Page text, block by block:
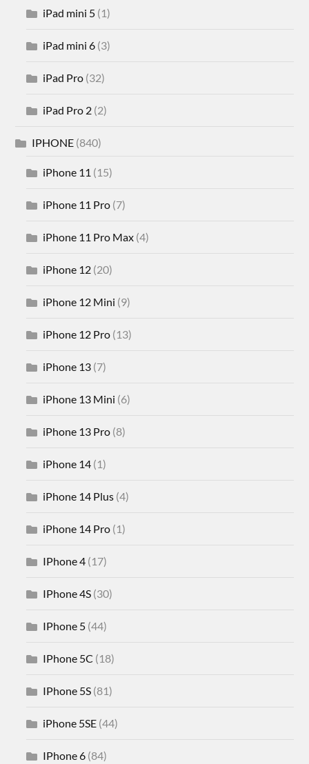
iPad mini 5 (1)
iPad mini 6 (3)
iPad Pro (32)
iPad Pro 2 (2)
IPHONE (840)
iPhone 11 (15)
iPhone 11 Pro (7)
iPhone 11 Pro Max (4)
iPhone 12 (20)
iPhone 12 Mini (9)
iPhone 12 Pro (13)
iPhone 13 (7)
iPhone 13 Mini (6)
iPhone 13 Pro (8)
iPhone 14 (1)
iPhone 14 Plus (4)
iPhone 14 Pro (1)
IPhone 4 (17)
IPhone 4S (30)
IPhone 5 (44)
IPhone 5C (18)
IPhone 5S (81)
iPhone 5SE (44)
IPhone 6 (84)